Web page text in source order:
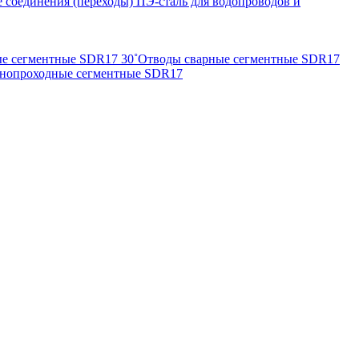
сегментные SDR17 30˚Отводы сварные сегментные SDR17
сегментные SDR17